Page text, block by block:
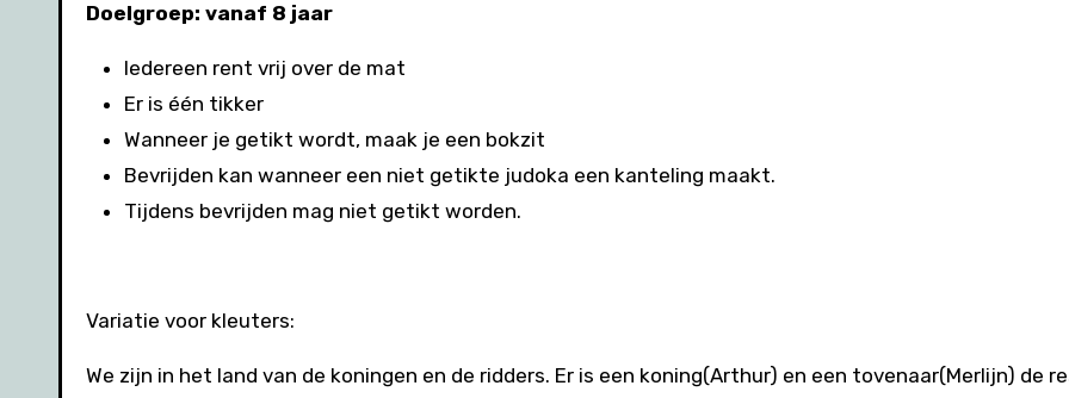
Doelgroep: vanaf 8 jaar
Iedereen rent vrij over de mat
Er is één tikker
Wanneer je getikt wordt, maak je een bokzit
Bevrijden kan wanneer een niet getikte judoka een kanteling maakt.
Tijdens bevrijden mag niet getikt worden.
Variatie voor kleuters:
We zijn in het land van de koningen en de ridders. Er is een koning(Arthur) en een tovenaar(Merlijn) de